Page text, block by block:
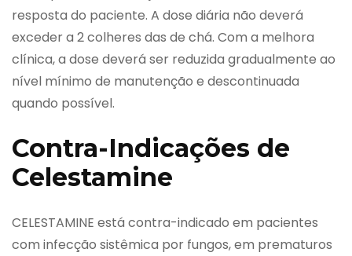
resposta do paciente. A dose diária não deverá
exceder a 2 colheres das de chá. Com a melhora
clínica, a dose deverá ser reduzida gradualmente ao
nível mínimo de manutenção e descontinuada
quando possível.
Contra-Indicações de
Celestamine
CELESTAMINE está contra-indicado em pacientes
com infecção sistêmica por fungos, em prematuros